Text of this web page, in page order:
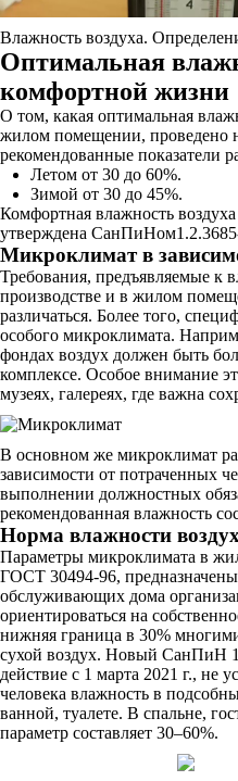
Влажность воздуха.
Оптимальная
комфортной жизни
О том, какая оптимальная
жилом помещении, проведено
рекомендованные показатели
Летом от 30 до 60%.
Зимой от 30 до 45%.
Комфортная влажность
утверждена
Микроклимат в
Требования, предъявляемые к
производстве и в жилом
различаться. Более того,
особого микроклимата.
фондах воздух должен быть
комплексе. Особое внимание
музеях, галереях, где важна
В основном же микроклимат
зависимости от потраченных
выполнении должностных
рекомендованная влажность
Норма влажности
Параметры микроклимата в
ГОСТ 30494-96,
обслуживающих дома
ориентироваться на
нижняя граница в 30%
сухой воздух. Новый СанПиН
действие с 1 марта 2021 г., не
человека влажность в
ванной, туалете. В спальне,
параметр составляет 30–60%.